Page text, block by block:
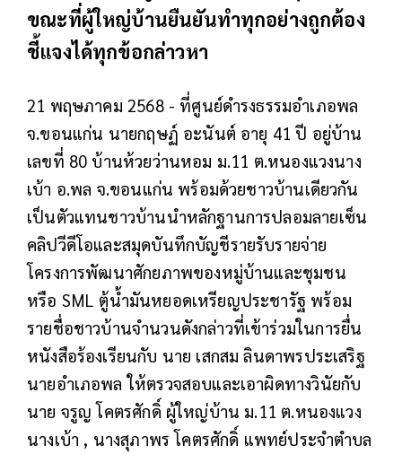
ขณะที่ผู้ใหญ่บ้านยืนยันทำทุกอย่างถูกต้อง
ชี้แจงได้ทุกข้อกล่าวหา
21 พฤษภาคม 2568 - ที่ศูนย์ดำรงธรรมอำเภอพล
จ.ขอนแก่น นายกฤษฏ์ อะนันต์ อายุ 41 ปี อยู่บ้าน
เลขที่ 80 บ้านห้วยว่านหอม ม.11 ต.หนองแวงนาง
เบ้า อ.พล จ.ขอนแก่น พร้อมด้วยชาวบ้านเดียวกัน
เป็นตัวแทนชาวบ้านนำหลักฐานการปลอมลายเซ็น
คลิปวีดีโอและสมุดบันทึกบัญชีรายรับรายจ่าย
โครงการพัฒนาศักยภาพของหมู่บ้านและชุมชน
หรือ SML ตู้น้ำมันหยอดเหรียญประชารัฐ พร้อม
รายชื่อชาวบ้านจำนวนดังกล่าวที่เข้าร่วมในการยื่น
หนังสือร้องเรียนกับ นาย เสกสม ลินดาพรประเสริฐ
นายอำเภอพล ให้ตรวจสอบและเอาผิดทางวินัยกับ
นาย จรูญ โคตรศักดิ์ ผู้ใหญ่บ้าน ม.11 ต.หนองแวง
นางเบ้า , นางสุภาพร โคตรศักดิ์ แพทย์ประจำตำบล